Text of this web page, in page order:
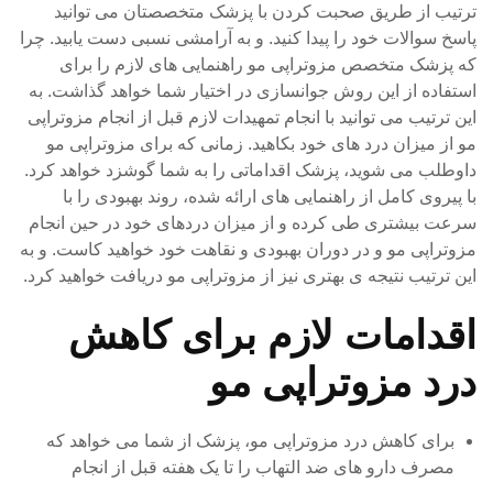
ترتیب از طریق صحبت کردن با پزشک متخصصتان می توانید
پاسخ سوالات خود را پیدا کنید. و به آرامشی نسبی دست یابید. چرا
که پزشک متخصص مزوتراپی مو راهنمایی های لازم را برای
استفاده از این روش جوانسازی در اختیار شما خواهد گذاشت. به
این ترتیب می توانید با انجام تمهیدات لازم قبل از انجام مزوتراپی
مو از میزان درد های خود بکاهید. زمانی که برای مزوتراپی مو
داوطلب می شوید، پزشک اقداماتی را به شما گوشزد خواهد کرد.
با پیروی کامل از راهنمایی های ارائه شده، روند بهبودی را با
سرعت بیشتری طی کرده و از میزان دردهای خود در حین انجام
مزوتراپی مو و در دوران بهبودی و نقاهت خود خواهید کاست. و به
این ترتیب نتیجه ی بهتری نیز از مزوتراپی مو دریافت خواهید کرد.
اقدامات لازم برای کاهش
درد مزوتراپی مو
برای کاهش درد مزوتراپی مو، پزشک از شما می خواهد که
مصرف دارو های ضد التهاب را تا یک هفته قبل از انجام